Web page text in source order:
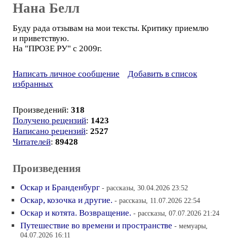
Нана Белл
Буду рада отзывам на мои тексты. Критику приемлю
и приветствую.
На "ПРОЗЕ РУ" c 2009г.
Написать личное сообщение
Добавить в список
избранных
Произведений: 318
Получено рецензий: 1423
Написано рецензий: 2527
Читателей: 89428
Произведения
Оскар и Бранденбург - рассказы, 30.04.2026 23:52
Оскар, козочка и другие. - рассказы, 11.07.2026 22:54
Оскар и котята. Возвращение. - рассказы, 07.07.2026 21:24
Путешествие во времени и пространстве - мемуары,
04.07.2026 16:11